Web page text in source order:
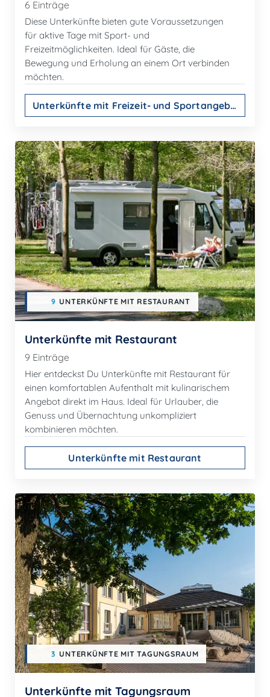
6 Einträge
Diese Unterkünfte bieten gute Voraussetzungen
für aktive Tage mit Sport- und
Freizeitmöglichkeiten. Ideal für Gäste, die
Bewegung und Erholung an einem Ort verbinden
möchten.
Unterkünfte mit Freizeit- und Sportangebot
9 UNTERKÜNFTE MIT RESTAURANT
Unterkünfte mit Restaurant
9 Einträge
Hier entdeckst Du Unterkünfte mit Restaurant für
einen komfortablen Aufenthalt mit kulinarischem
Angebot direkt im Haus. Ideal für Urlauber, die
Genuss und Übernachtung unkompliziert
kombinieren möchten.
Unterkünfte mit Restaurant
3 UNTERKÜNFTE MIT TAGUNGSRAUM
Unterkünfte mit Tagungsraum